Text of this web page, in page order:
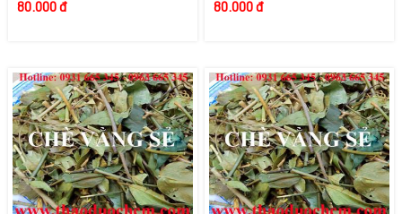
80.000 đ 80.000 đ